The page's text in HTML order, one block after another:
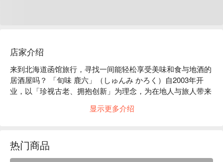
店家介绍
来到北海道函馆旅行，寻找一间能轻松享受美味和食与地酒的
居酒屋吗？ 「旬味 鹿六」（しゅんみ かろく）自2003年开
业，以「珍视古老、拥抱创新」为理念，为在地人与旅人带来
摆盘吸睛的招牌炙烧乌贼、当季新鲜海产，到高品质鹿肉料
旬味 鹿六都能提供完美用餐体验。
【招牌菜色】
显示更多介绍
热门商品